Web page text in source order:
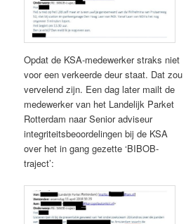
Opdat de KSA-medewerker straks niet
voor een verkeerde deur staat. Dat zou
vervelend zijn. Een dag later mailt de
medewerker van het Landelijk Parket
Rotterdam naar Senior adviseur
integriteitsbeoordelingen bij de KSA
over het in gang gezette ‘BIBOB-
traject’: